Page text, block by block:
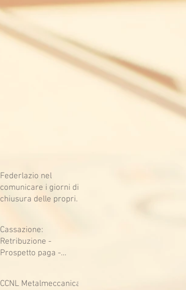
Federlazio nel
comunicare i giorni di
chiusura delle proprie
Cassazione:
Retribuzione -
Prospetto paga -
sfavore del datore di
CCNL Metalmeccanica